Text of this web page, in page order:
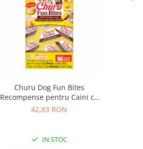
Churu Dog Fun Bites
Recompense pentru Caini cu
Pui si Branza
42,83 RON
IN STOC